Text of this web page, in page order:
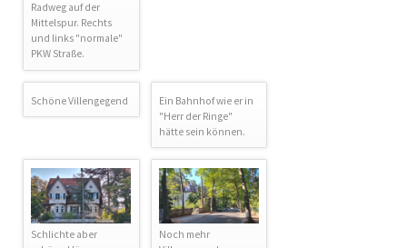
Radweg auf der
Mittelspur. Rechts
und links "normale"
PKW Straße.
Schöne Villengegend
Ein Bahnhof wie er in
"Herr der Ringe"
hätte sein können.
Schlichte aber
Noch mehr